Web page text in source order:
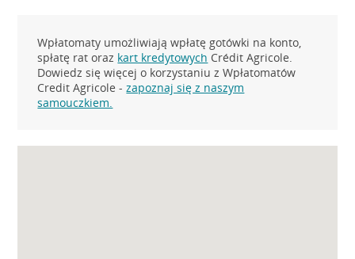
Wpłatomaty umożliwiają wpłatę gotówki na konto,
spłatę rat oraz kart kredytowych Crédit Agricole.
Dowiedz się więcej o korzystaniu z Wpłatomatów
Credit Agricole -zapoznaj się z naszym
samouczkiem.